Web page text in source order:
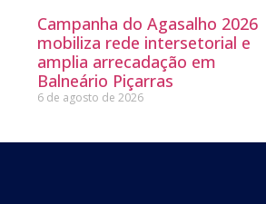
Campanha do Agasalho 2026
mobiliza rede intersetorial e
amplia arrecadação em
Balneário Piçarras
6 de agosto de 2026